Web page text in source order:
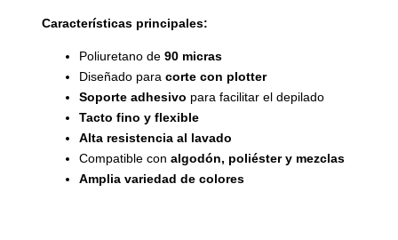
Características principales:
Poliuretano de 90 micras
Diseñado para corte con plotter
Soporte adhesivo para facilitar el depilado
Tacto fino y flexible
Alta resistencia al lavado
Compatible con algodón, poliéster y mezclas
Amplia variedad de colores